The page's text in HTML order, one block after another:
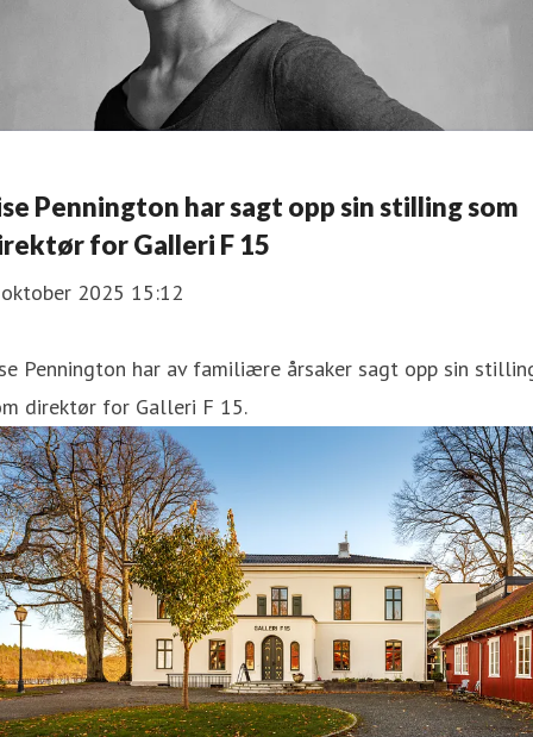
Pennington har sagt opp sin stilling som
for Galleri F 15
2025 15:12
Pennington har av familiære årsaker sagt opp sin
direktør for Galleri F 15.